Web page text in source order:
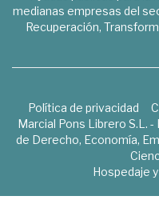
medianas empresas del
Recuperación,
Política de privacidad
Marcial Pons Librero S.L.
de Derecho, Economía,
Hospedaje